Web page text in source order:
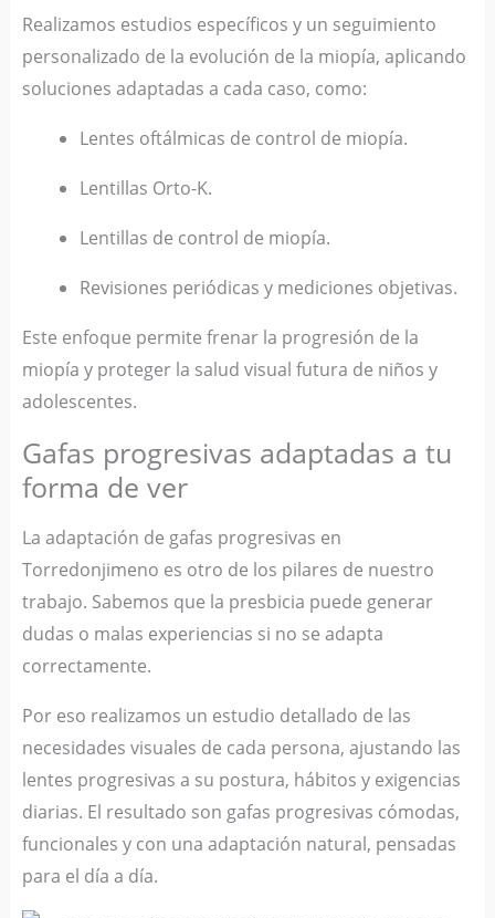
Realizamos estudios específicos y un seguimiento
personalizado de la evolución de la miopía, aplicando
soluciones adaptadas a cada caso, como:
Lentes oftálmicas de control de miopía.
Lentillas Orto-K.
Lentillas de control de miopía.
Revisiones periódicas y mediciones objetivas.
Este enfoque permite frenar la progresión de la
miopía y proteger la salud visual futura de niños y
adolescentes.
Gafas progresivas adaptadas a tu
forma de ver
La adaptación de gafas progresivas en
Torredonjimeno es otro de los pilares de nuestro
trabajo. Sabemos que la presbicia puede generar
dudas o malas experiencias si no se adapta
correctamente.
Por eso realizamos un estudio detallado de las
necesidades visuales de cada persona, ajustando las
lentes progresivas a su postura, hábitos y exigencias
diarias. El resultado son gafas progresivas cómodas,
funcionales y con una adaptación natural, pensadas
para el día a día.